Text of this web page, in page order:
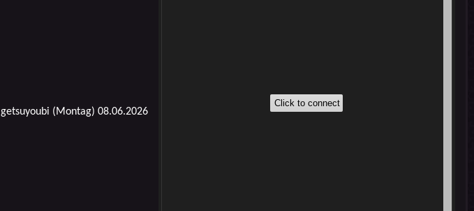
getsuyoubi (Montag) 08.06.2026